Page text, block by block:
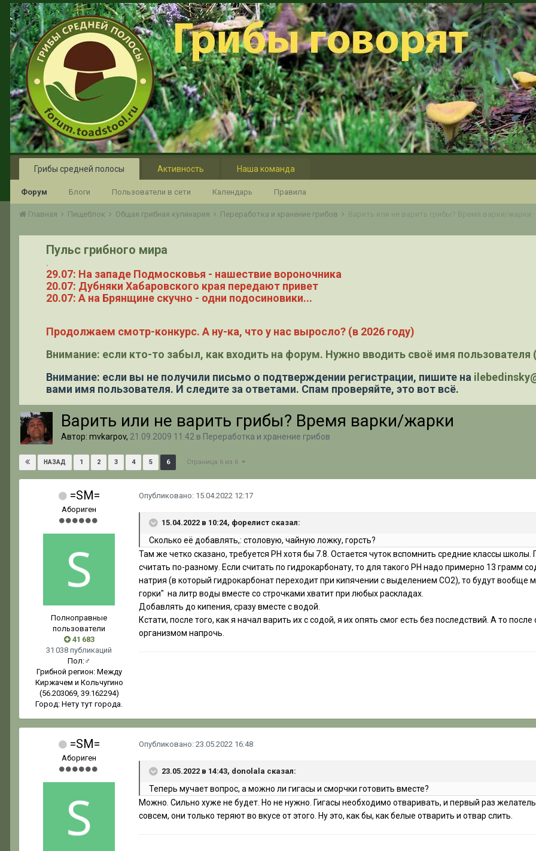
Грибы средней полосы
Форум Блоги Пользователи в сети Календарь Правила
Активность Наша команда
Главная Пищеблок Общая грибная кулинария Переработка и хранение грибов Варить или не варить грибы? Время варки/жарки
Пульс грибного мира
.
29.07: На западе Подмосковья - нашествие вороночника
20.07: Дубняки Хабаровского края передают привет
20.07: А на Брянщине скучно - одни подосиновики...
Продолжаем смотр-конкурс. А ну-ка, что у нас выросло? (в 2026 году)
Внимание: если кто-то забыл, как входить на форум. Нужно вводить своё имя пользователя
Внимание: если вы не получили письмо о подтверждении регистрации, пишите на
вами имя пользователя. И следите за ответами. Спам проверяйте, это вот всё.
Варить или не варить грибы? Время варки/жарки
Автор: mvkarpov, 21.09.2009 11:42 в Переработка и хранение грибов
НАЗАД 1 2 3 4 5 6 Страница 6 из 6
=SM=
Абориген
Полноправные
пользователи
41 683
31 038 публикаций
Пол:♂
Грибной регион: Между
Киржачем и Кольчугино
(56.203069, 39.162294)
Город: Нету тут города.
Опубликовано: 15.04.2022 12:17
15.04.2022 в 10:24, форелист сказал:
Сколько её добавлять,: столовую, чайную ложку, горсть?
Там же четко сказано, требуется PH хотя бы 7.8. Остается чуток вспомнить средние классы
считать по-разному. Если считать по гидрокарбонату, то для такого PH надо примерно 13 грамм
натрия (в который гидрокарбонат переходит при кипячении с выделением CO2), то будут
горки" на литр воды вместе со строчками хватит при любых раскладах.
Добавлять до кипения, сразу вместе с водой.
Кстати, после того, как я начал варить их с содой, я их опять смог есть без последствий. А то
организмом напрочь.
=SM=
Абориген
Опубликовано: 23.05.2022 16:48
23.05.2022 в 14:43, donolala сказал:
Теперь мучает вопрос, а можно ли гигасы и сморчки готовить вместе?
Можно. Сильно хуже не будет. Но не нужно. Гигасы необходимо отваривать, и первый раз
совсем, они только теряют во вкусе от этого. Ну это, как бы, как белые отварить и отвар слить.